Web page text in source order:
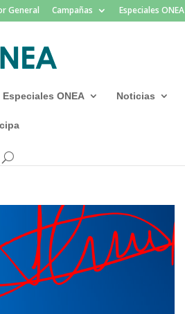
General Campañas Especiales ONEA
Especiales ONEA Noticias